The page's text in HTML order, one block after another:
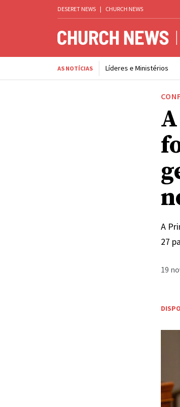
DESERET NEWS | CHURCH NEWS
AS NOTÍCIAS Líderes e Ministérios
A
27
19